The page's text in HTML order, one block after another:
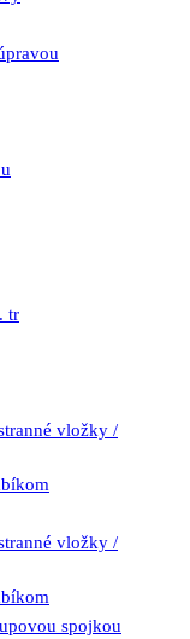
tr
vložky /
vložky /
spojkou